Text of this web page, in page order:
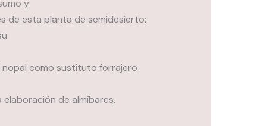
y
de esta planta de semidesierto:
nopal como sustituto forrajero
de almíbares,